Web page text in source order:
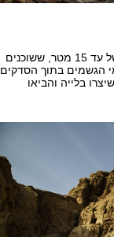
5 עמודים מאבן חול נובית רכה וצבעונית בגוון ורוד ובגובה של עד 15 מטר, ששוכנים
הגשמים בתוך הסדקים
בלייה והביאו